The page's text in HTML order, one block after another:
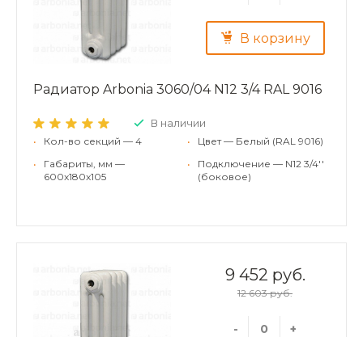
В корзину
Радиатор Arbonia 3060/04 N12 3/4 RAL 9016
В наличии
•
Кол-во секций — 4
•
Габариты, мм —
600x180x105
•
Цвет — Белый (RAL 9016)
•
Подключение — N12 3/4''
(боковое)
9 452 руб.
12 603 руб.
- +